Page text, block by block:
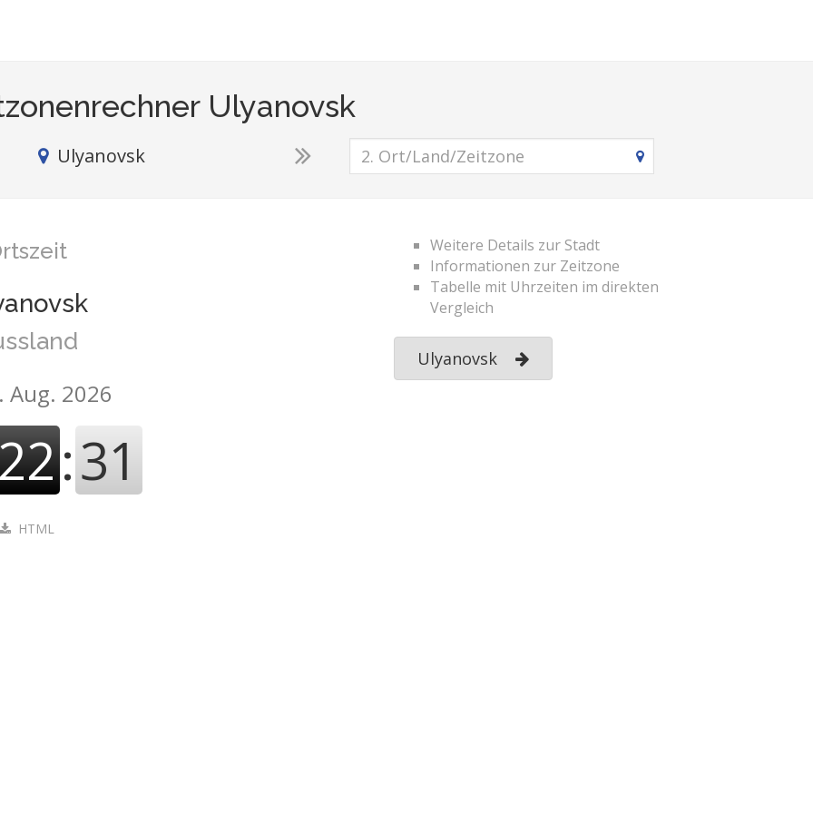
Ulyanovsk
Ulyanovsk
Aug. 2026
:32
HTML
Weitere Details zur Stadt
Informationen zur Zeitzone
Tabelle mit Uhrzeiten im direkten
Vergleich
Ulyanovsk